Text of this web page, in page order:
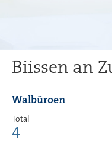
Biissen an
Walbüroen
Total
4